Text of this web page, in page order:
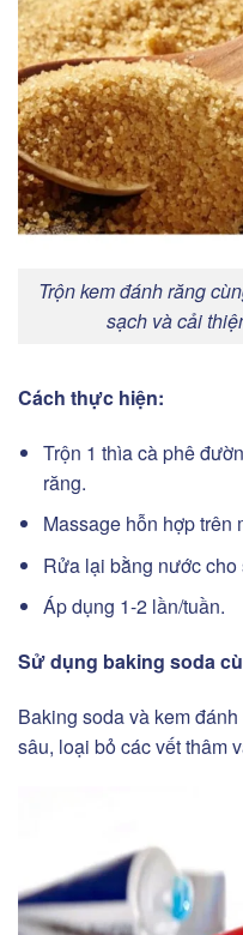
Trộn kem đánh răng
sạch và cải
Cách thực hiện:
Trộn 1 thìa cà phê
răng.
Massage hỗn hợp trên
Rửa lại bằng nước
Áp dụng 1-2 lần/tuần.
Sử dụng baking soda
Baking soda và kem
sâu, loại bỏ các vết thâm